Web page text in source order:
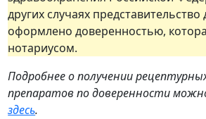
других случаях
оформлено доверенностью,
нотариусом.
Подробнее о получении
препаратов по доверенности
здесь.